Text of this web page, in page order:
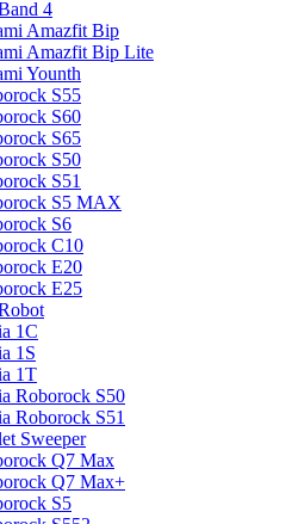
4
Amazfit Bip
Amazfit Bip Lite
Younth
S55
S60
S65
S50
S51
S5 MAX
S6
C10
E20
E25
1C
1S
1T
Roborock S50
Roborock S51
Sweeper
Q7 Max
Q7 Max+
S5